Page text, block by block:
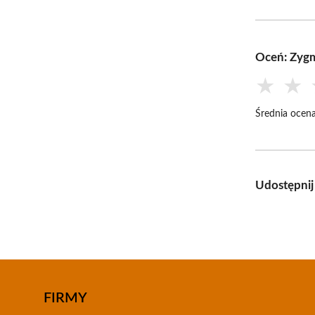
Oceń:
★ ★
Średnia
Udostępnij
FIRMY